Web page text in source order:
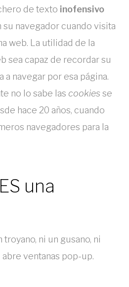
de texto inofensivo
su navegador cuando visita
web. La utilidad de la
sea capaz de recordar su
navegar por esa página.
no lo sabe las cookiesse
hace 20 años, cuando
navegadores para la
una
troyano, ni un gusano, ni
abre ventanas pop-up.